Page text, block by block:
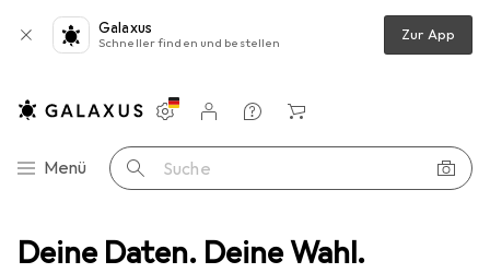
Deine Daten. Deine Wahl.
Galaxus
Schneller finden und bestellen Zur App
Navigation nach Kategorien
Menü Suche
Einstellungen
Kundenkonto
Vergleichslisten
Merklisten
Warenkorb
Kleiderhaken + Wandgarderobe HAKU Möbel Garderobenleiste